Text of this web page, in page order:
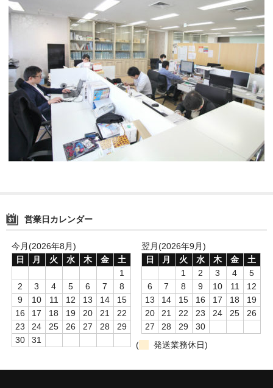
営業日カレンダー
今月(2026年8月)
日
月 火 水 木 金
土
1
2
3 4 5 6 7
8
9
10 11 12 13 14
15
16
17 18 19 20 21
22
23
24 25 26 27 28
29
30
31
翌月(2026年9月)
日
月 火 水 木 金
土
1
2 3 4
5
6
7 8 9 10 11
12
13
14 15 16 17 18
19
20
21 22 23 24 25
26
27
28 29
30
(
発送業務休日)